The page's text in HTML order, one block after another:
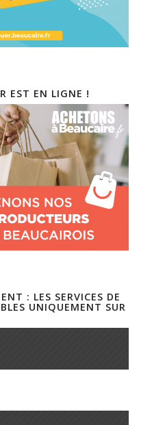
EST EN LIGNE !
: LES SERVICES DE
UNIQUEMENT SUR